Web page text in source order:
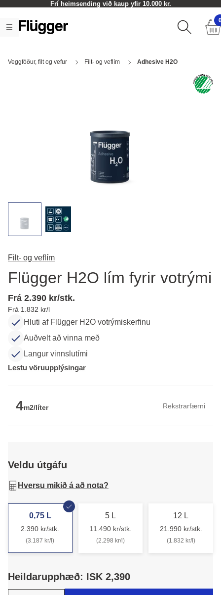
Frí heimsending við kaup yfir 10.000 kr.
Veggfóður, filt og vefur Filt- og veflím Adhesive H2O
Filt- og veflím
Flügger H2O lím fyrir votrými
Frá 2.390 kr/stk.
Frá 1.832 kr/l
Hluti af Flügger H2O votrýmiskerfinu
Auðvelt að vinna með
Langur vinnslutími
Lestu vöruupplýsingar
4m2/líter Rekstrarfærni
Veldu útgáfu
Hversu mikið á að nota?
0,75 L
2.390 kr/stk.
(3.187 kr/l)
5 L
11.490 kr/stk.
(2.298 kr/l)
12 L
21.990 kr/stk.
(1.832 kr/l)
Heildarupphæð: ISK 2,390